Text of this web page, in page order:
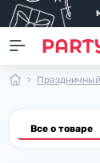
Все о товаре